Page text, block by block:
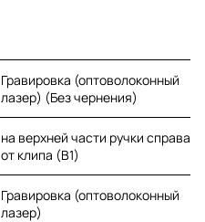
Гравировка (оптоволоконный
лазер) (Без чернения)
на верхней части ручки справа
от клипа (B1)
Гравировка (оптоволоконный
лазер)